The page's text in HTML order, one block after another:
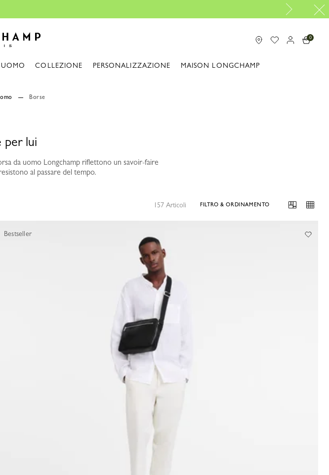
0
UOMO COLLEZIONE PERSONALIZZAZIONE MAISON LONGCHAMP
Borse
per lui
da uomo Longchamp riflettono un savoir-faire
al passare del tempo.
157 Articoli FILTRO & ORDINAMENTO
Bestseller